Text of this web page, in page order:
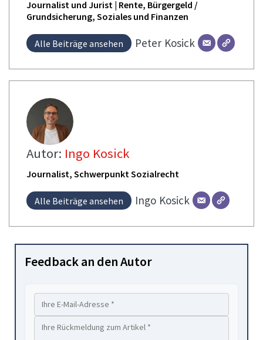
Journalist und Jurist | Rente, Bürgergeld /
Grundsicherung, Soziales und Finanzen
Alle Beiträge ansehen Peter Kosick
Autor: Ingo Kosick
Journalist, Schwerpunkt Sozialrecht
Alle Beiträge ansehen Ingo Kosick
Feedback an den Autor